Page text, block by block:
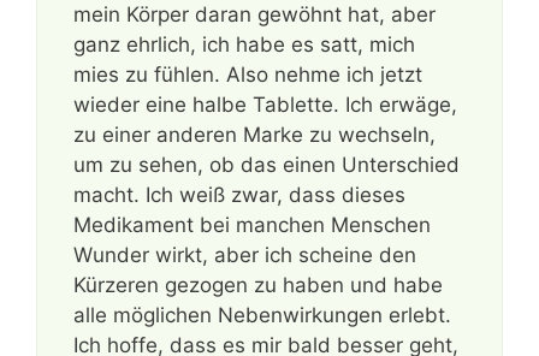
mein Körper daran gewöhnt hat, aber
ganz ehrlich, ich habe es satt, mich
mies zu fühlen. Also nehme ich jetzt
wieder eine halbe Tablette. Ich erwäge,
zu einer anderen Marke zu wechseln,
um zu sehen, ob das einen Unterschied
macht. Ich weiß zwar, dass dieses
Medikament bei manchen Menschen
Wunder wirkt, aber ich scheine den
Kürzeren gezogen zu haben und habe
alle möglichen Nebenwirkungen erlebt.
Ich hoffe, dass es mir bald besser geht,